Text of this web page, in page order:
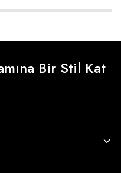
Bir Stil Kat